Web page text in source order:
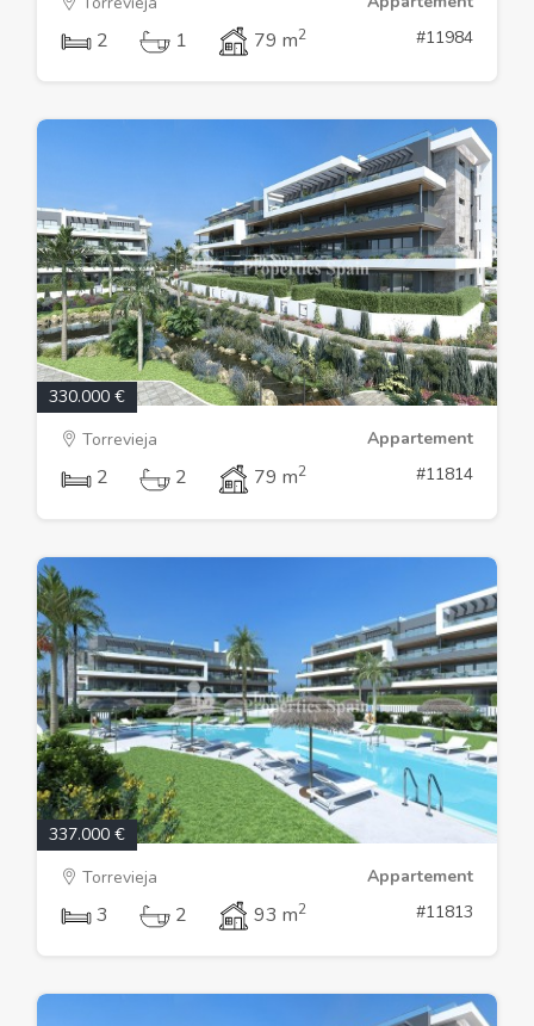
2 1 79 m2 #11984
330.000 €
Torrevieja
Appartement
2 2 79 m2 #11814
337.000 €
Torrevieja
Appartement
3 2 93 m2 #11813